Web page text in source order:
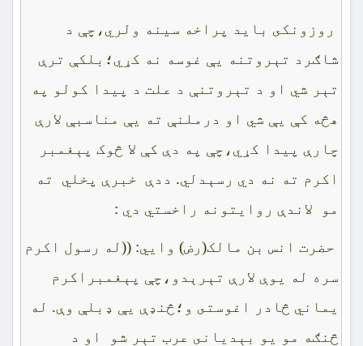
روزونکى بايد پراخه سينه ولري،چې د
شاګرد تېروتنه يې غوسه نه کړي؛بلکې ترې
تېر شي او د تېروتنې د علت د پيدا کولو په
هڅه کې يې شي او درملنې ته يې مناسبې لارې
چارې پيدا کړي،چې په دې کې لا څوک پېغمبر
اکرم ته نه دي رسېدلي. ددې خبرې پخلي ته
مو لاندې روايتونه راخستي دي :
حضرت انس بن مالک(رض) وايي: ((له رسول اکرم
سره له يوې لارې تېرېدو،چې پېغمبراکرم
يماني څادر اغوستى و؛څنډې يې ډبلې وې. له
څنګه مو يو بېديانى عرب تېر شو او د